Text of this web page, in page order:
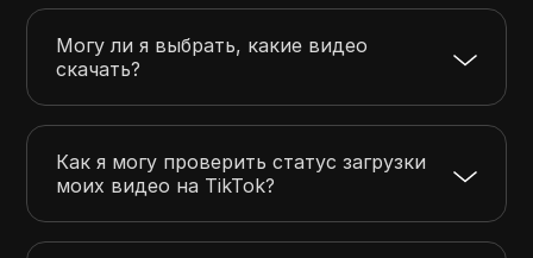
Могу ли я выбрать, какие видео
скачать?
Как я могу проверить статус загрузки
моих видео на TikTok?